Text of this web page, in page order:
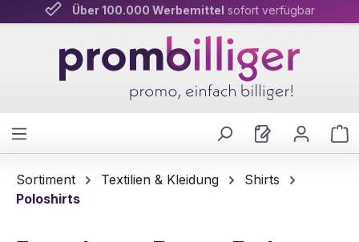
Zum Hauptinhalt springen
Über 100.000 Werbemittel sofort verfügbar
Persönliche Beratung& schnelle Lieferung
Sortiment Textilien & Kleidung
Shirts
Poloshirts